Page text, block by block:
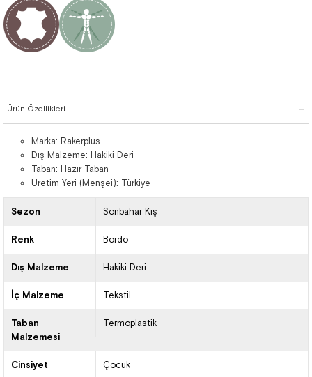
Ürün Özellikleri
Marka: Rakerplus
Dış Malzeme: Hakiki Deri
Taban: Hazır Taban
Üretim Yeri (Menşei): Türkiye
Sezon Sonbahar Kış
Renk Bordo
Dış Malzeme Hakiki Deri
İç Malzeme Tekstil
Taban
Malzemesi
Termoplastik
Cinsiyet Çocuk